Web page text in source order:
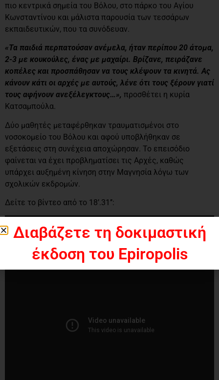
πιο κεντρικά σημεία του Βόλου, στο πάρκο του Αγίου
Κωνσταντίνου και μάλιστα παρουσία των τεσσάρων
εκπαιδευτικών, που τα συνόδευαν.
«Τα παιδιά περπατούσαν ανέμελα, ήταν περίπου 20 άτομα,
2-3 με κουκούλες, ένας με μαχαίρι. Βρίζανε, πειράζανε
κοπέλες και προσπάθησαν να τους κλέψουν τα κινητά. Ας
κάνουν κάτι οι αρχές με αυτούς, λένε ότι τους ξέρουν γιατί
τους αφήνουν ανεξέλεγκτους…», προσθέτει η κυρία
Κατσαμπούλα.
Δύο μαθητές μεταφέρθηκαν τραυματισμένοι στο
νοσοκομείο του Βόλου και αφού υποβλήθηκαν σε
εξετάσεις στη συνέχεια αποχώρησαν. Το επεισόδιο
φαίνεται να έχει προβληματίσει τις Αρχές, καθώς
υπάρχει αυξημένη κίνηση στην Μαγνησία λόγω των
σχολικών εκδρομών.
Δείτε το βίντεο από το 18’.31’’:
Διαβάζετε τη δοκιμαστική
έκδοση του Epiropolis